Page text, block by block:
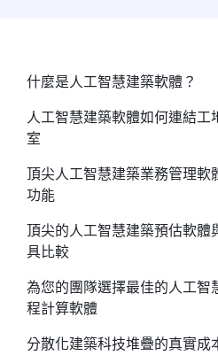
什麼是人工智慧建築軟體？
人工智慧建築軟體如何連結工
室
頂尖人工智慧建築業務管理軟
功能
頂尖的人工智慧建築預估軟體
具比較
為您的團隊選擇最佳的人工智
程計算軟體
分散化建築科技堆疊的真實成